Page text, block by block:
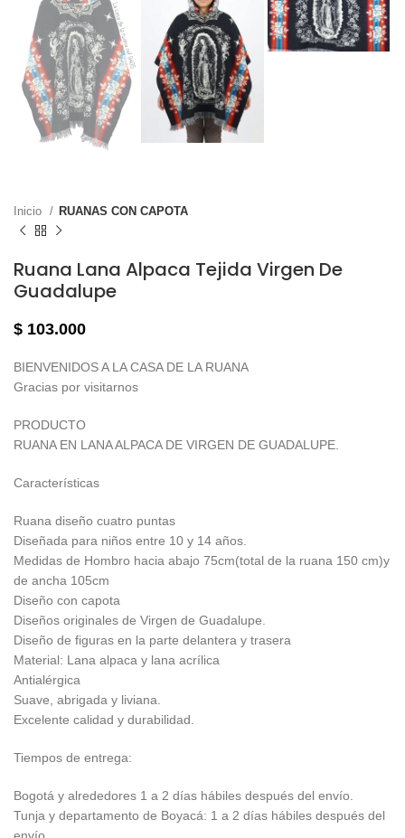
Inicio RUANAS CON CAPOTA
Ruana Lana Alpaca Tejida Virgen De
Guadalupe
$ 103.000
BIENVENIDOS A LA CASA DE LA RUANA
Gracias por visitarnos
PRODUCTO
RUANA EN LANA ALPACA DE VIRGEN DE GUADALUPE.
Características
Ruana diseño cuatro puntas
Diseñada para niños entre 10 y 14 años.
Medidas de Hombro hacia abajo 75cm(total de la ruana 150 cm)y
de ancha 105cm
Diseño con capota
Diseños originales de Virgen de Guadalupe.
Diseño de figuras en la parte delantera y trasera
Material: Lana alpaca y lana acrílica
Antialérgica
Suave, abrigada y liviana.
Excelente calidad y durabilidad.
Tiempos de entrega:
Bogotá y alrededores 1 a 2 días hábiles después del envío.
Tunja y departamento de Boyacá: 1 a 2 días hábiles después del